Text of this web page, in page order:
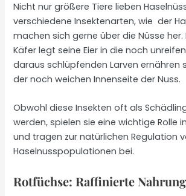
Nicht nur größere Tiere lieben
verschiedene Insektenarten, wie der
machen sich gerne über die Nüsse her.
Käfer legt seine Eier in die noch
daraus schlüpfenden Larven ernähren
der noch weichen Innenseite der Nuss.
Obwohl diese Insekten oft als
werden, spielen sie eine wichtige Rolle
und tragen zur natürlichen Regulation
Haselnusspopulationen bei.
Rotfüchse: Raffinierte